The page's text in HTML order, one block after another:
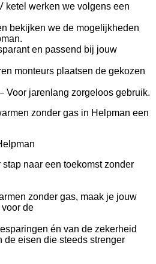
ketel werken we volgens een
bekijken we de mogelijkheden
en passend bij jouw
monteurs plaatsen de gekozen
Voor jarenlang zorgeloos gebruik.
zonder gas in Helpman een
naar een toekomst zonder
zonder gas, maak je jouw
de
én van de zekerheid
de eisen die steeds strenger